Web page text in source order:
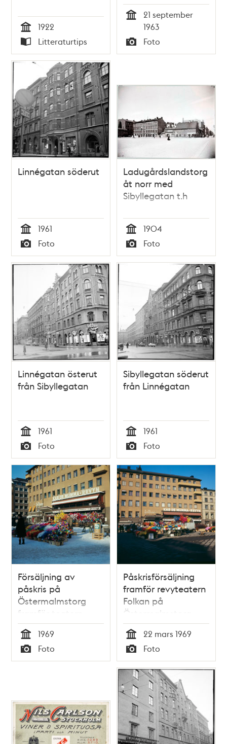
Tid
1922
Typ
Litteraturtips
21 september
1963
Typ
Foto
Linnégatan söderut
Tid
1961
Typ
Foto
Ladugårdslandstorg
åt norr med
Sibyllegatan t.h
Tid
1904
Typ
Foto
Linnégatan österut
från Sibyllegatan
Tid
1961
Typ
Foto
Sibyllegatan söderut
från Linnégatan
Tid
1961
Typ
Foto
Försäljning av
påskris på
Östermalmstorg
framför teatern
Folkan. Reklamskylt
för Kar de Mumma-
revyn på fasaden.
Tid
1969
Typ
Foto
Påskrisförsäljning
framför revyteatern
Folkan på
Östermalmstorg
Tid
22 mars 1969
Typ
Foto